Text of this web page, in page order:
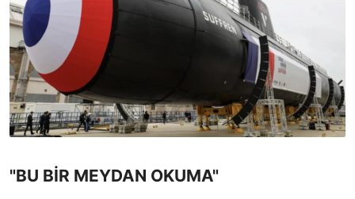
"BU BİR MEYDAN OKUMA"